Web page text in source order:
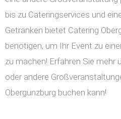
bis zu Cateringservices und
Getränken bietet Catering
benötigen, um Ihr Event zu
zu machen! Erfahren Sie mehr
oder andere
Obergünzburg buchen kann!